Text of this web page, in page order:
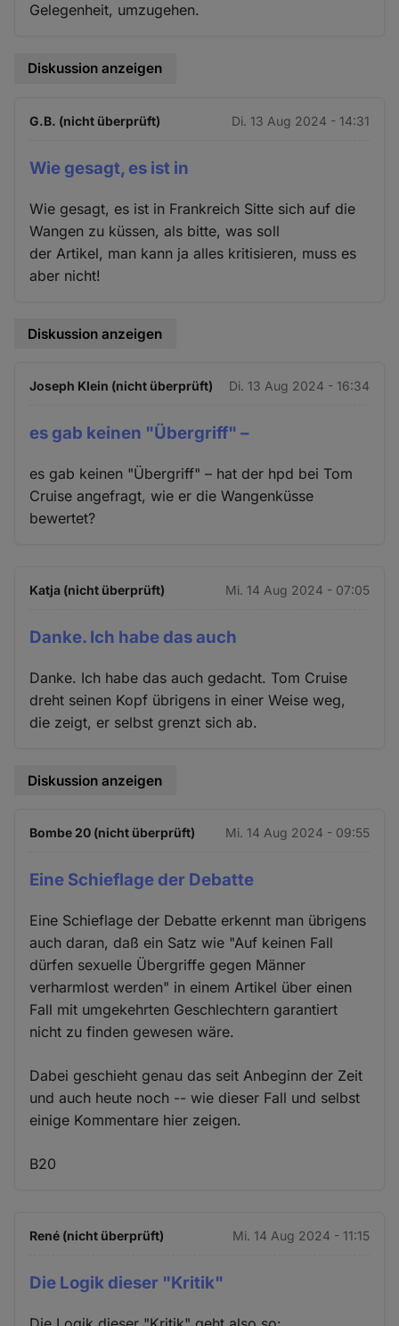
Gelegenheit, umzugehen.
Diskussion anzeigen
G.B. (nicht überprüft) Di. 13 Aug 2024 - 14:31
Wie gesagt, es ist in
Wie gesagt, es ist in Frankreich Sitte sich auf die
Wangen zu küssen, als bitte, was soll
der Artikel, man kann ja alles kritisieren, muss es
aber nicht!
Diskussion anzeigen
Joseph Klein (nicht überprüft) Di. 13 Aug 2024 - 16:34
es gab keinen "Übergriff" –
es gab keinen "Übergriff" – hat der hpd bei Tom
Cruise angefragt, wie er die Wangenküsse
bewertet?
Katja (nicht überprüft) Mi. 14 Aug 2024 - 07:05
Danke. Ich habe das auch
Danke. Ich habe das auch gedacht. Tom Cruise
dreht seinen Kopf übrigens in einer Weise weg,
die zeigt, er selbst grenzt sich ab.
Diskussion anzeigen
Bombe 20 (nicht überprüft) Mi. 14 Aug 2024 - 09:55
Eine Schieflage der Debatte
Eine Schieflage der Debatte erkennt man übrigens
auch daran, daß ein Satz wie "Auf keinen Fall
dürfen sexuelle Übergriffe gegen Männer
verharmlost werden" in einem Artikel über einen
Fall mit umgekehrten Geschlechtern garantiert
nicht zu finden gewesen wäre.
Dabei geschieht genau das seit Anbeginn der Zeit
und auch heute noch -- wie dieser Fall und selbst
einige Kommentare hier zeigen.
B20
René (nicht überprüft) Mi. 14 Aug 2024 - 11:15
Die Logik dieser "Kritik"